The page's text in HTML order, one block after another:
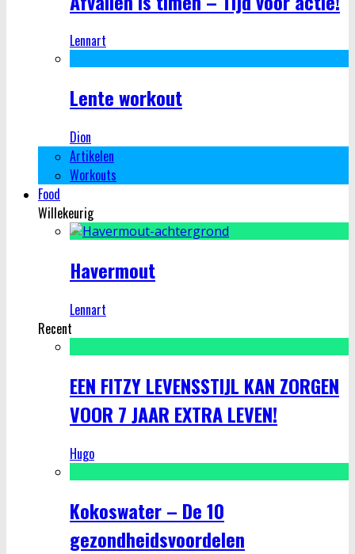
Lennart
Lente workout
Dion
Artikelen
Workouts
Food
Willekeurig
Havermout
Lennart
Recent
EEN FITZY LEVENSSTIJL KAN ZORGEN
VOOR 7 JAAR EXTRA LEVEN!
Hugo
Kokoswater – De 10
gezondheidsvoordelen